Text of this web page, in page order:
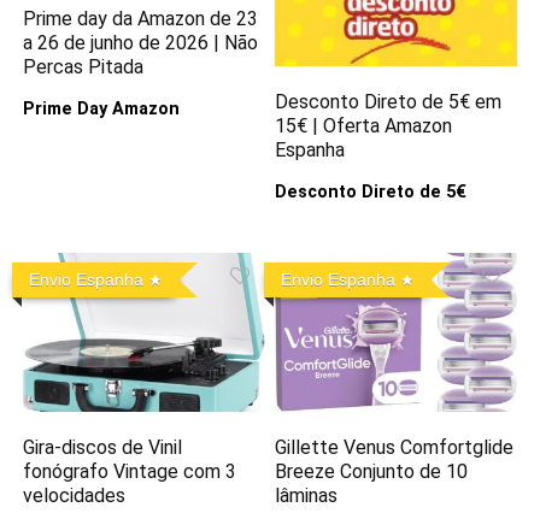
Prime day da Amazon de 23
a 26 de junho de 2026 | Não
Percas Pitada
Prime Day Amazon
Desconto Direto de 5€ em
15€ | Oferta Amazon
Espanha
Desconto Direto de 5€
Envio Espanha
Gira-discos de Vinil
fonógrafo Vintage com 3
velocidades
Envio Espanha
Gillette Venus Comfortglide
Breeze Conjunto de 10
lâminas